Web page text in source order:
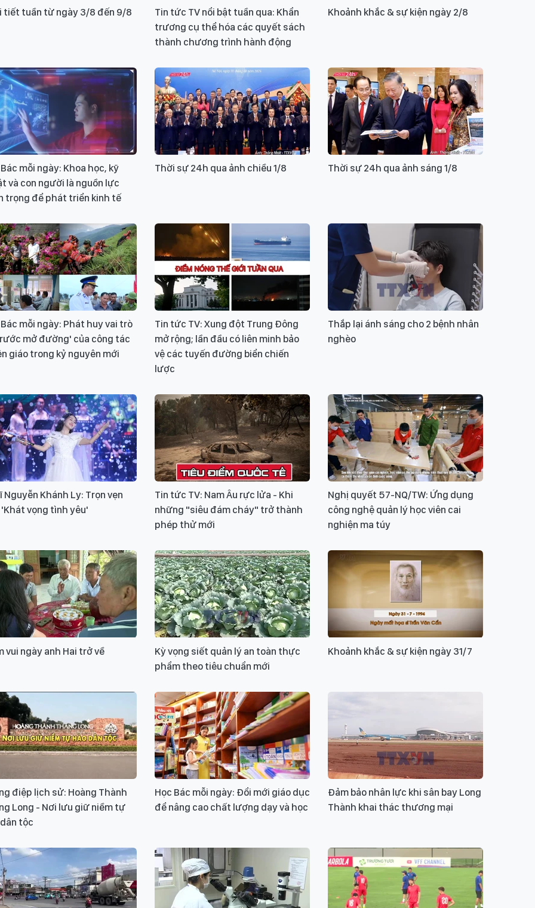
tiết tuần từ ngày 3/8 đến 9/8
Tin tức TV nổi bật tuần qua: Khẩn
trương cụ thể hóa các quyết sách
thành chương trình hành động
Khoảnh khắc & sự kiện ngày 2/8
mỗi ngày: Khoa học, kỹ
và con người là nguồn lực
trọng để phát triển kinh tế
Thời sự 24h qua ảnh chiều 1/8 Thời sự 24h qua ảnh sáng 1/8
mỗi ngày: Phát huy vai trò
mở đường' của công tác
giáo trong kỷ nguyên mới
Tin tức TV: Xung đột Trung Đông
mở rộng; lần đầu có liên minh bảo
vệ các tuyến đường biển chiến
lược
Thắp lại ánh sáng cho 2 bệnh nhân
nghèo
Nguyễn Khánh Ly: Trọn vẹn
vọng tình yêu'
Tin tức TV: Nam Âu rực lửa - Khi
những "siêu đám cháy" trở thành
phép thử mới
Nghị quyết 57-NQ/TW: Ứng dụng
công nghệ quản lý học viên cai
nghiện ma túy
vui ngày anh Hai trở về
Kỳ vọng siết quản lý an toàn thực
phẩm theo tiêu chuẩn mới
Khoảnh khắc & sự kiện ngày 31/7
điệp lịch sử: Hoàng Thành
Long - Nơi lưu giữ niềm tự
tộc
Học Bác mỗi ngày: Đổi mới giáo dục
để nâng cao chất lượng dạy và học
Đảm bảo nhân lực khi sân bay Long
Thành khai thác thương mại